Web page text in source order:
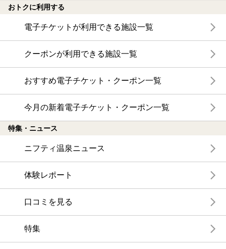
おトクに利用する
電子チケットが利用できる施設一覧
クーポンが利用できる施設一覧
おすすめ電子チケット・クーポン一覧
今月の新着電子チケット・クーポン一覧
特集・ニュース
ニフティ温泉ニュース
体験レポート
口コミを見る
特集